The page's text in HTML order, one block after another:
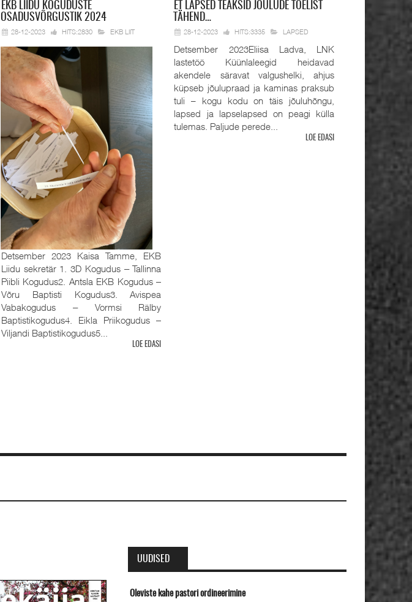
EKBLIIDU KOGUDUSTE
OSADUSVÕRGUSTIK 2024
28-12-2023 HITS:2830 EKB LIIT
Detsember 2023 Kaisa Tamme, EKB
Liidu sekretär 1. 3D Kogudus ‒ Tallinna
Piibli Kogudus2. Antsla EKB Kogudus ‒
Võru Baptisti Kogudus3. Avispea
Vabakogudus ‒ Vormsi Rälby
Baptistikogudus4. Eikla Priikogudus ‒
Viljandi Baptistikogudus5...
LOE EDASI
ET
LAPSED TEAKSID JÕULUDE TÕELIST
TÄHEND…
28-12-2023 HITS:3335 LAPSED
Detsember 2023Eliisa Ladva, LNK
lastetöö Küünlaleegid heidavad
akendele säravat valgushelki, ahjus
küpseb jõulupraad ja kaminas praksub
tuli – kogu kodu on täis jõuluhõngu,
lapsed ja lapselapsed on peagi külla
tulemas. Paljude perede...
LOE EDASI
UUDISED
Oleviste kahe pastori ordineerimine